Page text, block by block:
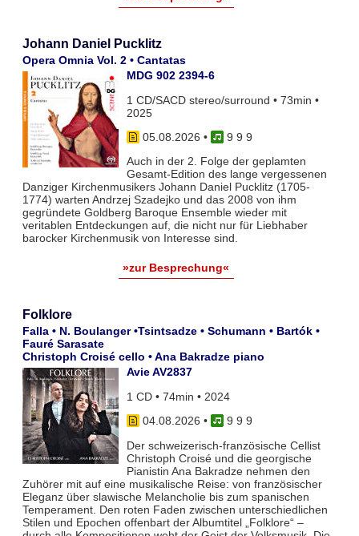
Johann Daniel Pucklitz
Opera Omnia Vol. 2 • Cantatas
MDG 902 2394-6
1 CD/SACD stereo/surround • 73min •
2025
05.08.2026 •
9 9 9
Auch in der 2. Folge der geplamten
Gesamt-Edition des lange vergessenen
Danziger Kirchenmusikers Johann Daniel Pucklitz (1705-
1774) warten Andrzej Szadejko und das 2008 von ihm
gegründete Goldberg Baroque Ensemble wieder mit
veritablen Entdeckungen auf, die nicht nur für Liebhaber
barocker Kirchenmusik von Interesse sind.
»zur Besprechung«
Folklore
Falla • N. Boulanger •Tsintsadze • Schumann • Bartók •
Fauré Sarasate
Christoph Croisé cello • Ana Bakradze piano
Avie AV2837
1 CD • 74min • 2024
04.08.2026 •
9 9 9
Der schweizerisch-französische Cellist
Christoph Croisé und die georgische
Pianistin Ana Bakradze nehmen den
Zuhörer mit auf eine musikalische Reise: von französischer
Eleganz über slawische Melancholie bis zum spanischen
Temperament. Den roten Faden zwischen unterschiedlichen
Stilen und Epochen offenbart der Albumtitel „Folklore“ –